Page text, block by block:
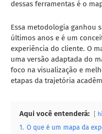
dessas ferramentas é o
Essa metodologia ganhou
últimos anos e é um
experiência do cliente. O
uma versão adaptada do
foco na visualização e
etapas da trajetória
Aqui você entenderá:
1. O que é um mapa da